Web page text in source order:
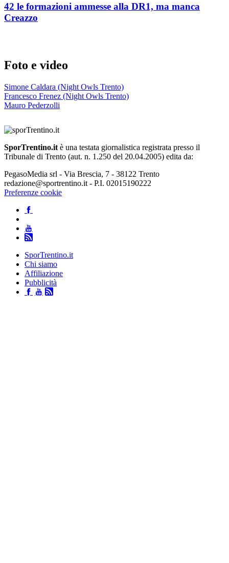
42 le formazioni ammesse alla DR1, ma manca
Creazzo
Foto e video
Simone Caldara (Night Owls Trento)
Francesco Frenez (Night Owls Trento)
Mauro Pederzolli
SporTrentino.it è una testata giornalistica registrata presso il
Tribunale di Trento (aut. n. 1.250 del 20.04.2005) edita da:
PegasoMedia srl - Via Brescia, 7 - 38122 Trento
redazione@sportrentino.it - P.I. 02015190222
Preferenze cookie
SporTrentino.it
Chi siamo
Affiliazione
Pubblicità